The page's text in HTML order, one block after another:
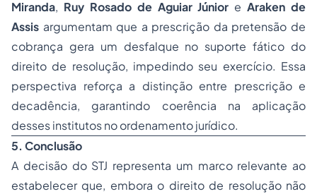
Miranda, Ruy Rosado de Aguiar Júnior eAraken de
Assis argumentam que a prescrição da pretensão de
cobrança gera um desfalque no suporte fático do
direito de resolução, impedindo seu exercício. Essa
perspectiva reforça a distinção entre prescrição e
decadência, garantindo coerência na aplicação
desses institutos no ordenamento jurídico.
5. Conclusão
A decisão do STJ representa um marco relevante ao
estabelecer que, embora o direito de resolução não